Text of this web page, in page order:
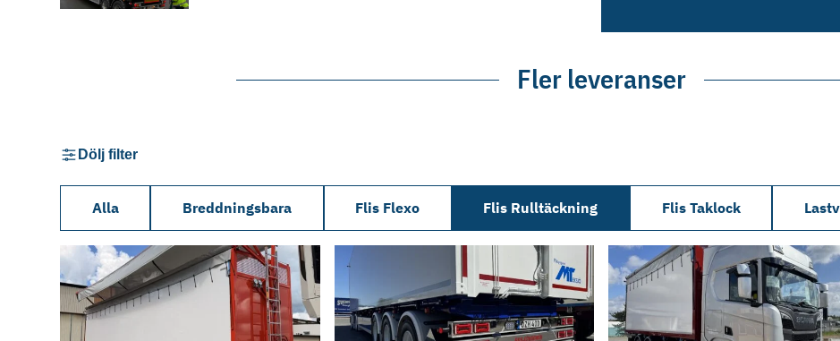
Fler leveranser
Dölj filter
Alla Breddningsbara Flis Flexo Flis Rulltäckning Flis Taklock